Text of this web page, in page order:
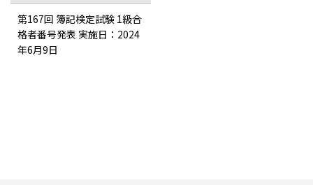
第167回 簿記検定試験 1級合
格者番号発表 実施日：2024
年6月9日